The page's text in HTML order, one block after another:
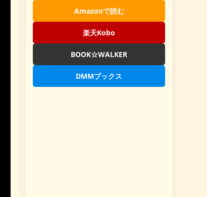
Amazonで読む
楽天Kobo
BOOK☆WALKER
DMMブックス